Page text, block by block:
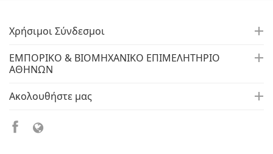
Χρήσιμοι Σύνδεσμοι
ΕΜΠΟΡΙΚΟ & ΒΙΟΜΗΧΑΝΙΚΟ ΕΠΙΜΕΛΗΤΗΡΙΟ
ΑΘΗΝΩΝ
Ακολουθήστε μας